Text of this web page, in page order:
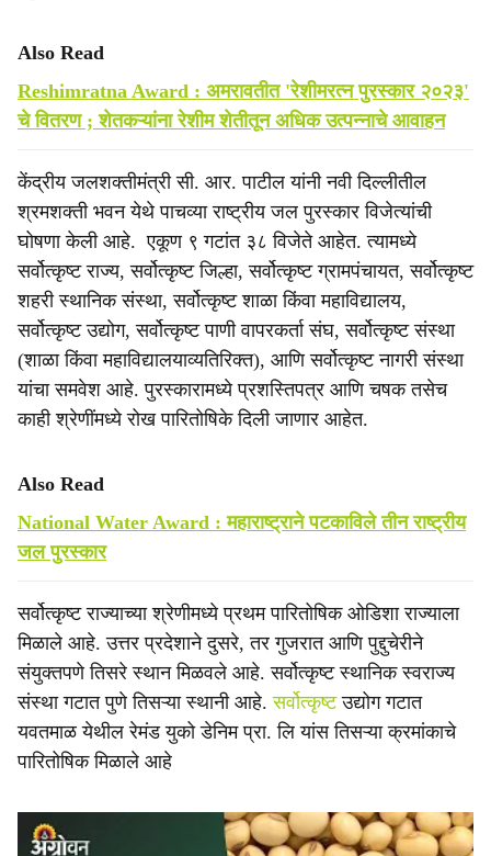
Also Read
Reshimratna Award : अमरावतीत 'रेशीमरत्न पुरस्कार २०२३'
चे वितरण ; शेतकऱ्यांना रेशीम शेतीतून अधिक उत्पन्नाचे आवाहन
केंद्रीय जलशक्तीमंत्री सी. आर. पाटील यांनी नवी दिल्लीतील
श्रमशक्ती भवन येथे पाचव्या राष्ट्रीय जल पुरस्कार विजेत्यांची
घोषणा केली आहे. एकूण ९ गटांत ३८ विजेते आहेत. त्यामध्ये
सर्वोत्कृष्ट राज्य, सर्वोत्कृष्ट जिल्हा, सर्वोत्कृष्ट ग्रामपंचायत, सर्वोत्कृष्ट
शहरी स्थानिक संस्था, सर्वोत्कृष्ट शाळा किंवा महाविद्यालय,
सर्वोत्कृष्ट उद्योग, सर्वोत्कृष्ट पाणी वापरकर्ता संघ, सर्वोत्कृष्ट संस्था
(शाळा किंवा महाविद्यालयाव्यतिरिक्त), आणि सर्वोत्कृष्ट नागरी संस्था
यांचा समवेश आहे. पुरस्कारामध्ये प्रशस्तिपत्र आणि चषक तसेच
काही श्रेणींमध्ये रोख पारितोषिके दिली जाणार आहेत.
Also Read
National Water Award : महाराष्ट्राने पटकाविले तीन राष्ट्रीय
जल पुरस्कार
सर्वोत्कृष्ट राज्याच्या श्रेणीमध्ये प्रथम पारितोषिक ओडिशा राज्याला
मिळाले आहे. उत्तर प्रदेशाने दुसरे, तर गुजरात आणि पुद्दुचेरीने
संयुक्तपणे तिसरे स्थान मिळवले आहे. सर्वोत्कृष्ट स्थानिक स्वराज्य
संस्था गटात पुणे तिसऱ्या स्थानी आहे.सर्वोत्कृष्टउद्योग गटात
यवतमाळ येथील रेमंड युको डेनिम प्रा. लि यांस तिसऱ्या क्रमांकाचे
पारितोषिक मिळाले आहे